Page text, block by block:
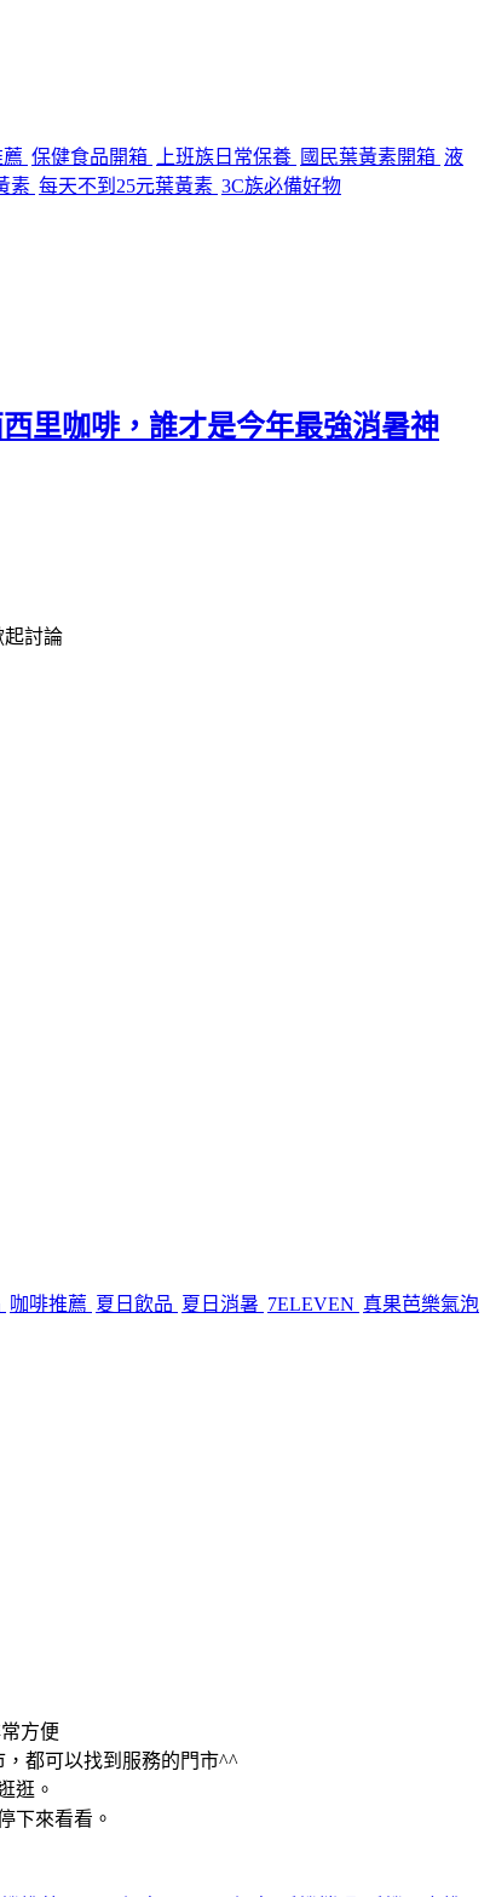
保健食品開箱 上班族日常保養 國民葉黃素開箱 液
素 每天不到25元葉黃素 3C族必備好物
里咖啡，誰才是今年最強消暑神
起討論
咖啡推薦 夏日飲品 夏日消暑 7ELEVEN 真果芭樂氣泡
方便
，都可以找到服務的門市^^
逛。
下來看看。